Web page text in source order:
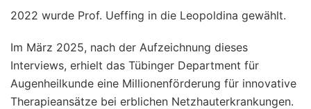
2022 wurde Prof. Ueffing in die Leopoldina gewählt.
Im März 2025, nach der Aufzeichnung dieses
Interviews, erhielt das Tübinger Department für
Augenheilkunde eine Millionenförderung für innovative
Therapieansätze bei erblichen Netzhauterkrankungen.